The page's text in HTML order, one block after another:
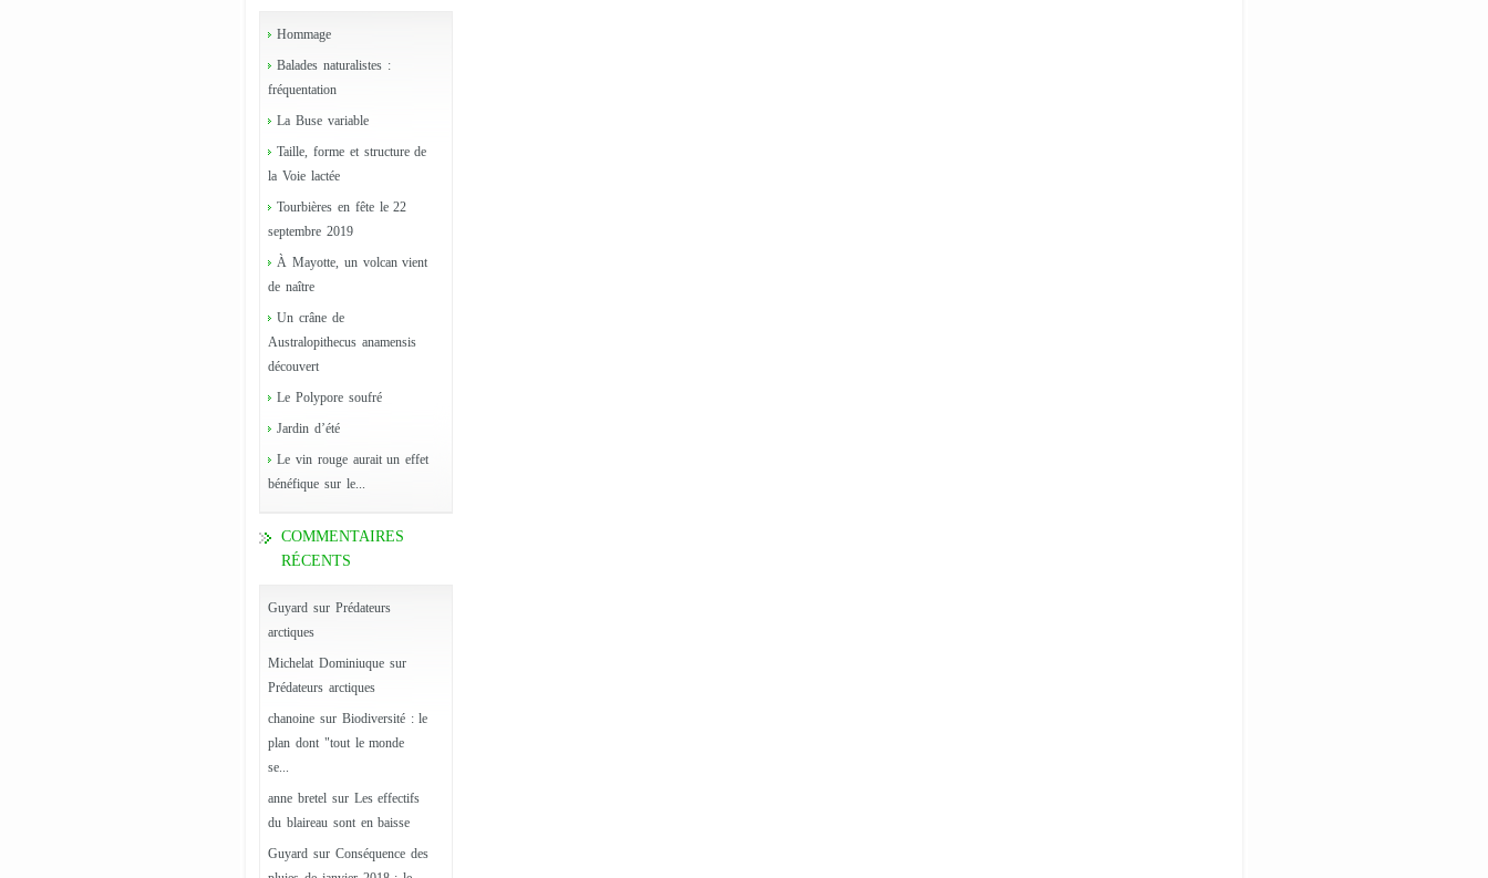
Hommage
Balades naturalistes :
fréquentation
La Buse variable
Taille, forme et structure de
la Voie lactée
Tourbières en fête le 22
septembre 2019
À Mayotte, un volcan vient
de naître
Un crâne de
Australopithecus anamensis
découvert
Le Polypore soufré
Jardin d’été
Le vin rouge aurait un effet
bénéfique sur le...
COMMENTAIRES
RÉCENTS
Guyard sur Prédateurs
arctiques
Michelat Dominiuquesur
Prédateurs arctiques
chanoine sur Biodiversité : le
plan dont "tout le monde
se...
anne bretelsur Les effectifs
du blaireau sont en baisse
Guyard sur Conséquence des